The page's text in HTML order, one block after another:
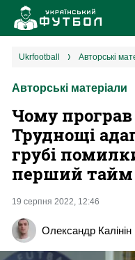
ukrfootball авторські
Авторські матеріали
Чому програв
Труднощі
грубі
перший тайм
19 серпня 2022, 12:46
Олександр Калінін